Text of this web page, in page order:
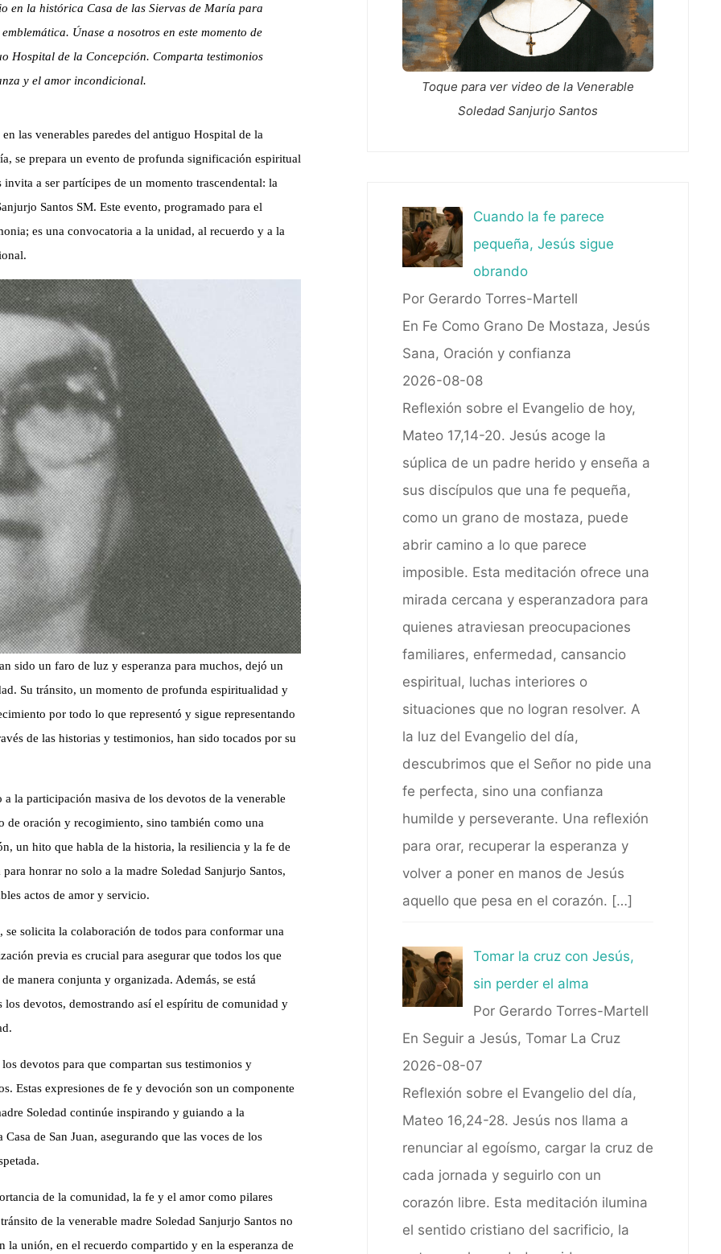
en la histórica Casa de las Siervas de María para
Únase a nosotros en este momento de
Hospital de la Concepción. Comparta testimonios
y el amor incondicional.
las venerables paredes del antiguo Hospital de la
se prepara un evento de profunda significación espiritual
a ser partícipes de un momento trascendental: la
Santos SM. Este evento, programado para el
es una convocatoria a la unidad, al recuerdo y a la
sido un faro de luz y esperanza para muchos, dejó un
Su tránsito, un momento de profunda espiritualidad y
por todo lo que representó y sigue representando
de las historias y testimonios, han sido tocados por su
la participación masiva de los devotos de la venerable
de oración y recogimiento, sino también como una
un hito que habla de la historia, la resiliencia y la fe de
honrar no solo a la madre Soledad Sanjurjo Santos,
actos de amor y servicio.
solicita la colaboración de todos para conformar una
previa es crucial para asegurar que todos los que
manera conjunta y organizada. Además, se está
devotos, demostrando así el espíritu de comunidad y
devotos para que compartan sus testimonios y
Estas expresiones de fe y devoción son un componente
Soledad continúe inspirando y guiando a la
de San Juan, asegurando que las voces de los
de la comunidad, la fe y el amor como pilares
de la venerable madre Soledad Sanjurjo Santos no
la unión, en el recuerdo compartido y en la esperanza de
Toque para ver video de la Venerable
Soledad Sanjurjo Santos
Cuando la fe parece
pequeña, Jesús sigue
obrando
Por Gerardo Torres-Martell
En Fe Como Grano De Mostaza, Jesús
Sana, Oración y confianza
2026-08-08
Reflexión sobre el Evangelio de hoy,
Mateo 17,14-20. Jesús acoge la
súplica de un padre herido y enseña a
sus discípulos que una fe pequeña,
como un grano de mostaza, puede
abrir camino a lo que parece
imposible. Esta meditación ofrece una
mirada cercana y esperanzadora para
quienes atraviesan preocupaciones
familiares, enfermedad, cansancio
espiritual, luchas interiores o
situaciones que no logran resolver. A
la luz del Evangelio del día,
descubrimos que el Señor no pide una
fe perfecta, sino una confianza
humilde y perseverante. Una reflexión
para orar, recuperar la esperanza y
volver a poner en manos de Jesús
aquello que pesa en el corazón. […]
Tomar la cruz con Jesús,
sin perder el alma
Por Gerardo Torres-Martell
En Seguir a Jesús, Tomar La Cruz
2026-08-07
Reflexión sobre el Evangelio del día,
Mateo 16,24-28. Jesús nos llama a
renunciar al egoísmo, cargar la cruz de
cada jornada y seguirlo con un
corazón libre. Esta meditación ilumina
el sentido cristiano del sacrificio, la